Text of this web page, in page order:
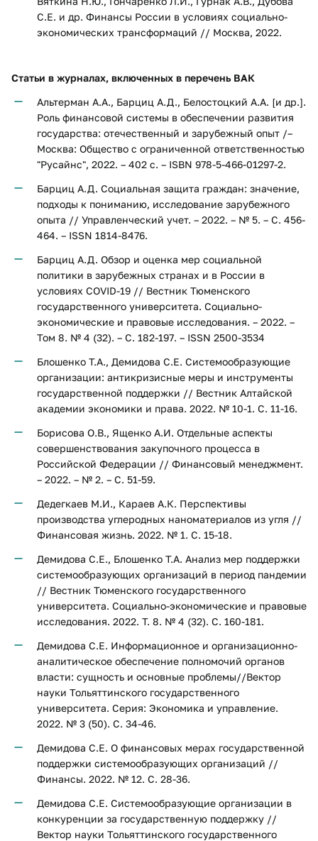
С.Е. и др. Финансы России в условиях социально-
экономических трансформаций // Москва, 2022.
Статьи в журналах, включенных в перечень ВАК
Альтерман А.А., Барциц А.Д., Белостоцкий А.А. [и др.].
Роль финансовой системы в обеспечении развития
государства: отечественный и зарубежный опыт /–
Москва: Общество с ограниченной ответственностью
"Русайнс", 2022. – 402 с. – ISBN 978-5-466-01297-2.
Барциц А.Д. Социальная защита граждан: значение,
подходы к пониманию, исследование зарубежного
опыта // Управленческий учет. – 2022. – № 5. – С. 456-
464. – ISSN 1814-8476.
Барциц А.Д. Обзор и оценка мер социальной
политики в зарубежных странах и в России в
условиях COVID-19 // Вестник Тюменского
государственного университета. Социально-
экономические и правовые исследования. – 2022. –
Том 8. № 4 (32). – С. 182-197. – ISSN 2500-3534
Блошенко Т.А., Демидова С.Е. Системообразующие
организации: антикризисные меры и инструменты
государственной поддержки // Вестник Алтайской
академии экономики и права. 2022. № 10-1. С. 11-16.
Борисова О.В., Ященко А.И. Отдельные аспекты
совершенствования закупочного процесса в
Российской Федерации // Финансовый менеджмент.
– 2022. – № 2. – С. 51-59.
Дедегкаев М.И., Караев А.К. Перспективы
производства углеродных наноматериалов из угля //
Финансовая жизнь. 2022. № 1. С. 15-18.
Демидова С.Е., Блошенко Т.А. Анализ мер поддержки
системообразующих организаций в период пандемии
// Вестник Тюменского государственного
университета. Социально-экономические и правовые
исследования. 2022. Т. 8. № 4 (32). С. 160-181.
Демидова С.Е. Информационное и организационно-
аналитическое обеспечение полномочий органов
власти: сущность и основные проблемы//Вектор
науки Тольяттинского государственного
университета. Серия: Экономика и управление.
2022. № 3 (50). С. 34-46.
Демидова С.Е. О финансовых мерах государственной
поддержки системообразующих организаций //
Финансы. 2022. № 12. С. 28-36.
Демидова С.Е. Системообразующие организации в
конкуренции за государственную поддержку //
Вектор науки Тольяттинского государственного